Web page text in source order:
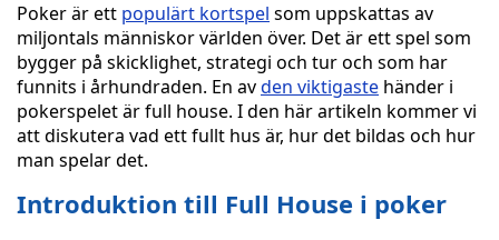
Poker är ett populärt kortspel som uppskattas av
miljontals människor världen över. Det är ett spel som
bygger på skicklighet, strategi och tur och som har
funnits i århundraden. En avden viktigaste händer i
pokerspelet är full house. I den här artikeln kommer vi
att diskutera vad ett fullt hus är, hur det bildas och hur
man spelar det.
Introduktion till Full House i poker